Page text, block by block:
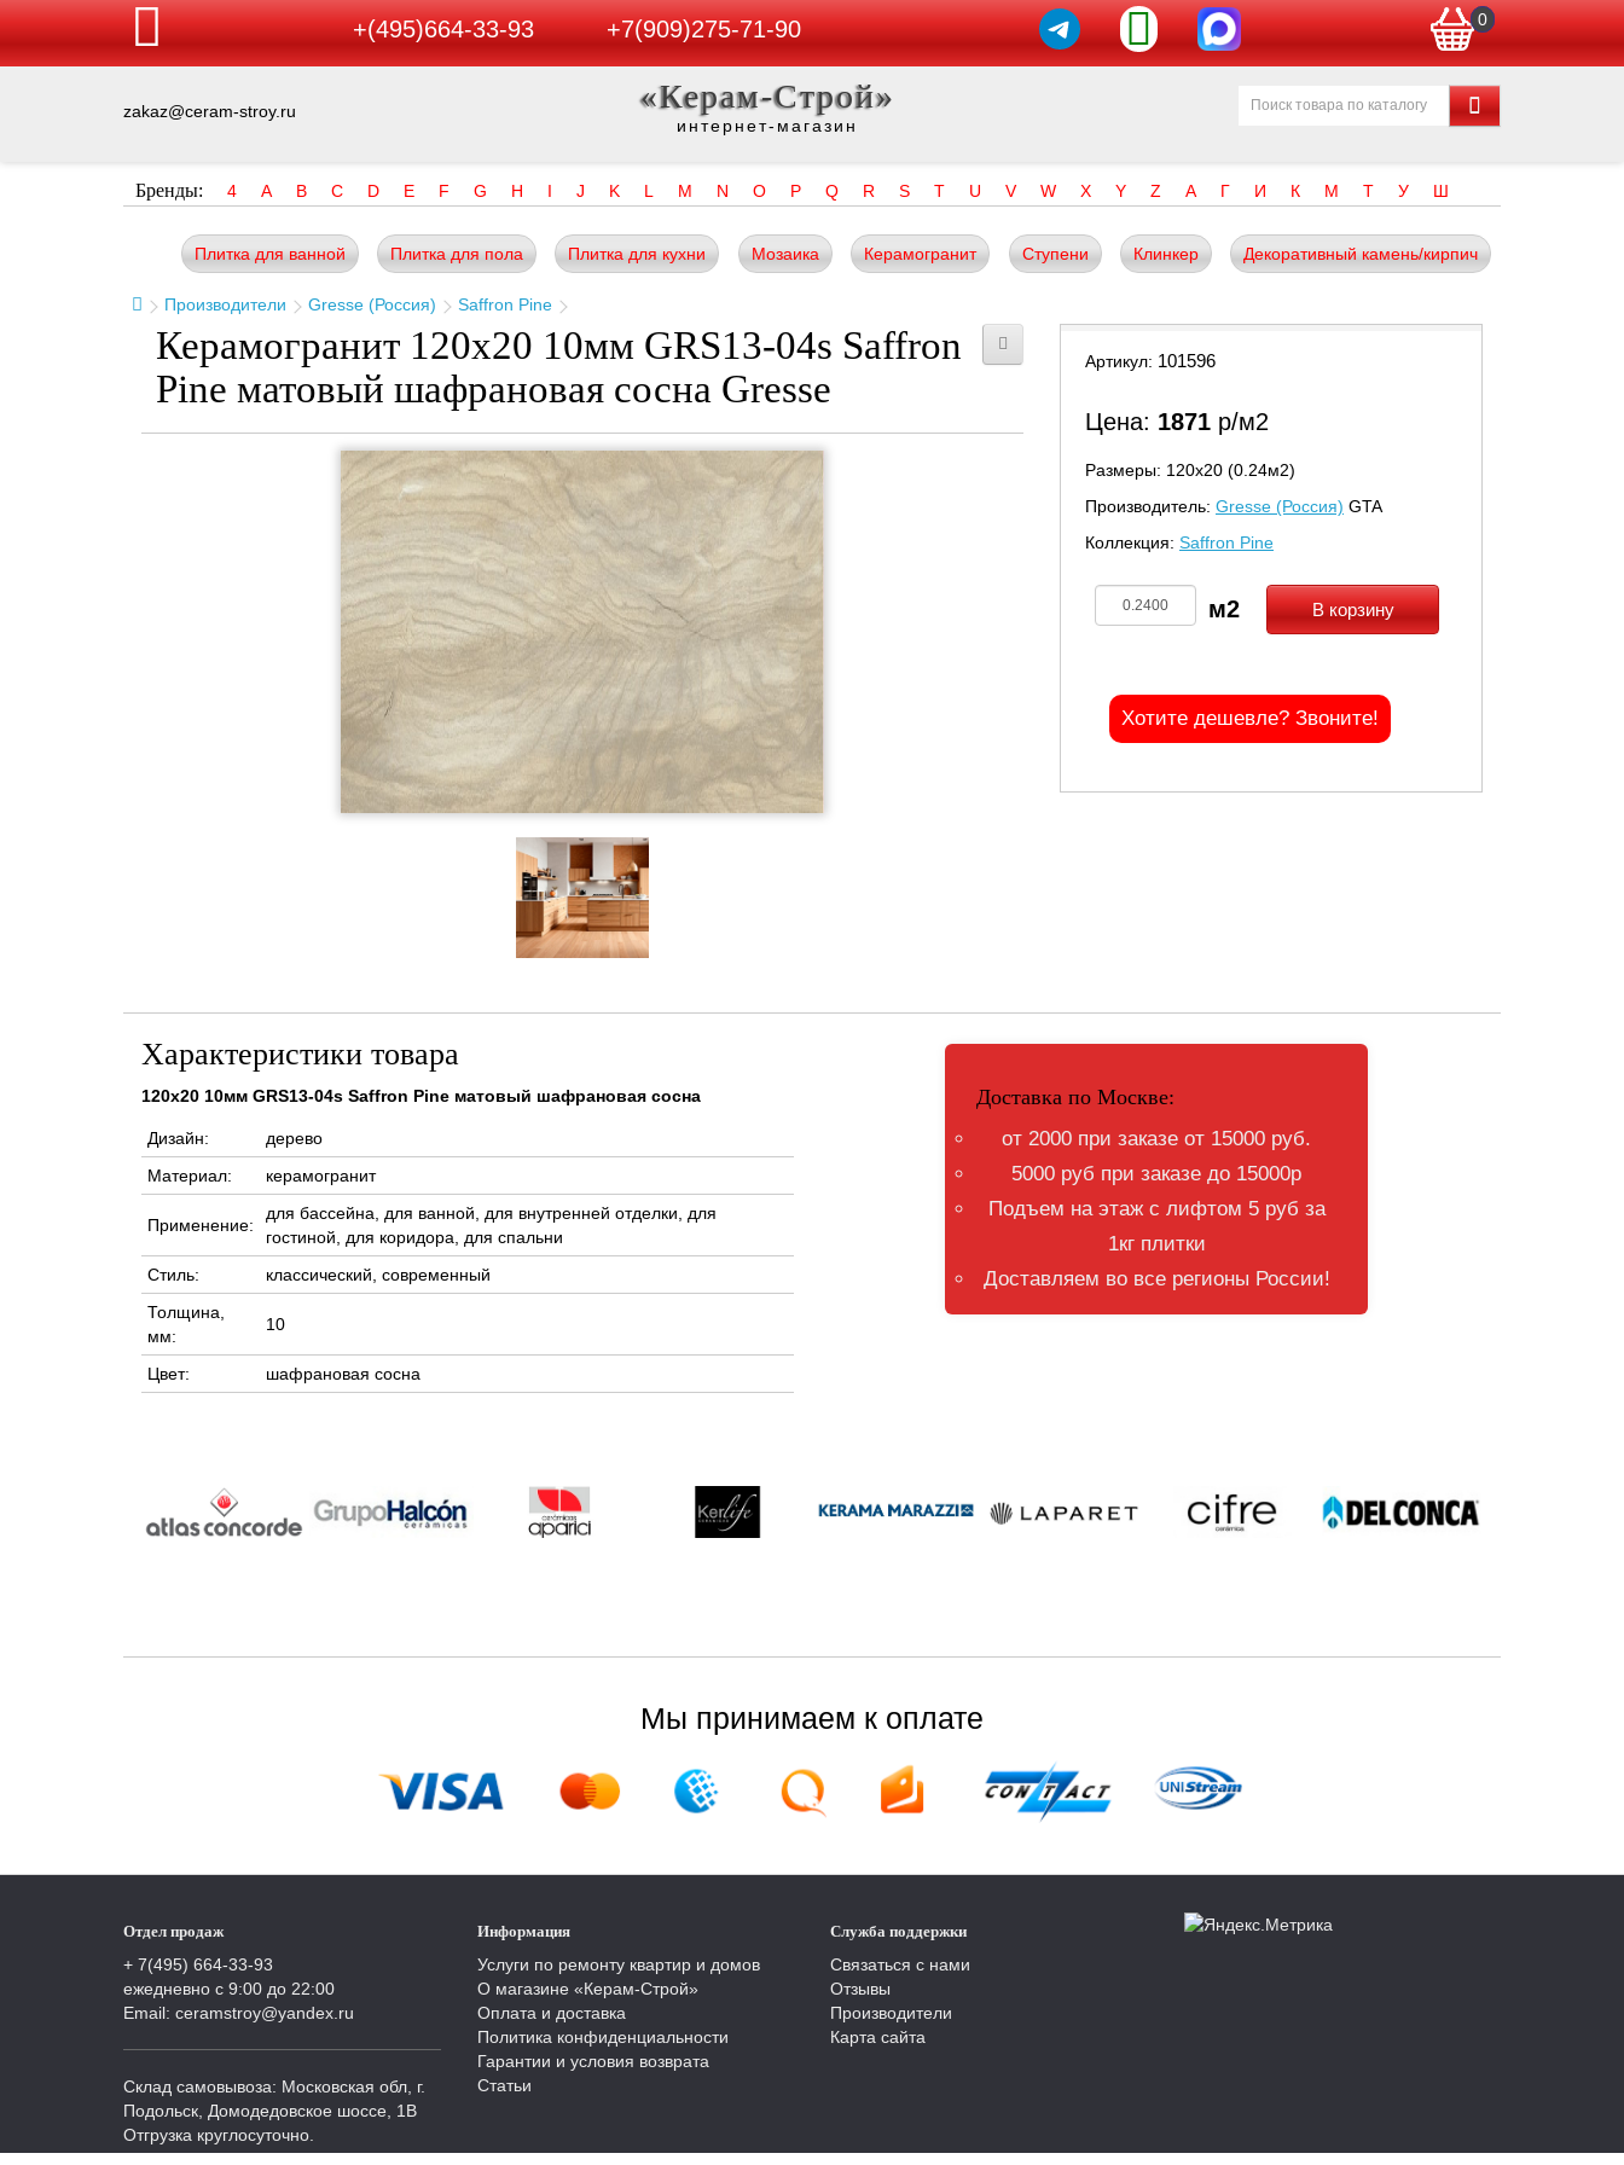
+(495)664-33-93 +7(909)275-71-90 0
zakaz@ceram-stroy.ru «Керам-Строй»
интернет-магазин
Бренды: 4 A B C D E F G H I J K L M N O P Q R S T U V W X Y Z А Г И К М Т У Ш
Плитка для ванной Плитка для пола Плитка для кухни Мозаика Керамогранит Ступени Клинкер Декоративный камень/кирпич
Производители Gresse (Россия) Saffron Pine
Керамогранит 120x20 10мм GRS13-04s Saffron
Pine матовый шафрановая сосна Gresse
Артикул: 101596
Цена: 1871 р/м2
Размеры: 120х20 (0.24м2)
Производитель: Gresse (Россия) GTA
Коллекция: Saffron Pine
В корзину
Хотите дешевле? Звоните!
Характеристики товара
120x20 10мм GRS13-04s Saffron Pine матовый шафрановая сосна
Дизайн:
дерево
Материал:
керамогранит
Применение:
для бассейна, для ванной, для внутренней отделки, для
гостиной, для коридора, для спальни
Стиль:
классический, современный
Толщина,
мм:
10
Цвет: шафрановая сосна
Доставка по Москве:
от 2000 при заказе от 15000 руб.
5000 руб при заказе до 15000р
Подъем на этаж с лифтом 5 руб за
1кг плитки
Доставляем во все регионы России!
Мы принимаем к оплате
Отдел продаж
+ 7(495) 664-33-93
ежедневно с 9:00 до 22:00
Email: ceramstroy@yandex.ru
Склад самовывоза: Московская обл, г.
Подольск, Домодедовское шоссе, 1В
Отгрузка круглосуточно.
Информация
Услуги по ремонту квартир и домов
О магазине «Керам-Строй»
Оплата и доставка
Политика конфиденциальности
Гарантии и условия возврата
Статьи
Служба поддержки
Связаться с нами
Отзывы
Производители
Карта сайта